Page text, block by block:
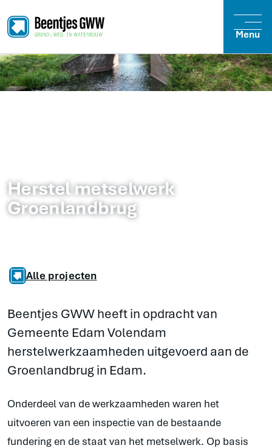
Menu
Herstel metselwerk
Groenlandbrug
Alle projecten
Beentjes GWW heeft in opdracht van
Gemeente Edam Volendam
herstelwerkzaamheden uitgevoerd aan de
Groenlandbrug in Edam.
Onderdeel van de werkzaamheden waren het
uitvoeren van een inspectie van de bestaande
fundering en de staat van het metselwerk. Op basis